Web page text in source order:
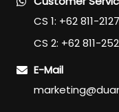
CS 1: +62 811-
CS 2: +62 811-
E-Mail